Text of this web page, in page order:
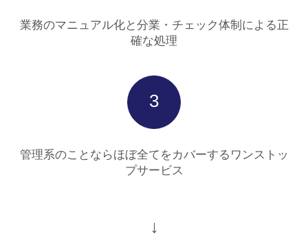
業務のマニュアル化と分業・チェック体制による正
確な処理
3
管理系のことならほぼ全てをカバーするワンストッ
プサービス
↓